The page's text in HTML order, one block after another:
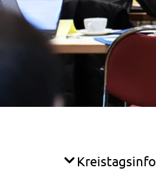
Kreistagsinfo